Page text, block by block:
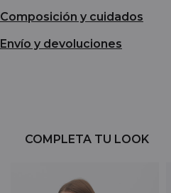
Composición y cuidados
Envío y devoluciones
COMPLETA TU LOOK